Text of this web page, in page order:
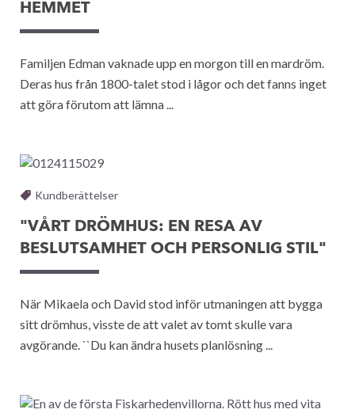
HEMMET
Familjen Edman vaknade upp en morgon till en mardröm.
Deras hus från 1800-talet stod i lågor och det fanns inget
att göra förutom att lämna ...
Kundberättelser
"VÅRT DRÖMHUS: EN RESA AV
BESLUTSAMHET OCH PERSONLIG STIL"
När Mikaela och David stod inför utmaningen att bygga
sitt drömhus, visste de att valet av tomt skulle vara
avgörande. ``Du kan ändra husets planlösning ...